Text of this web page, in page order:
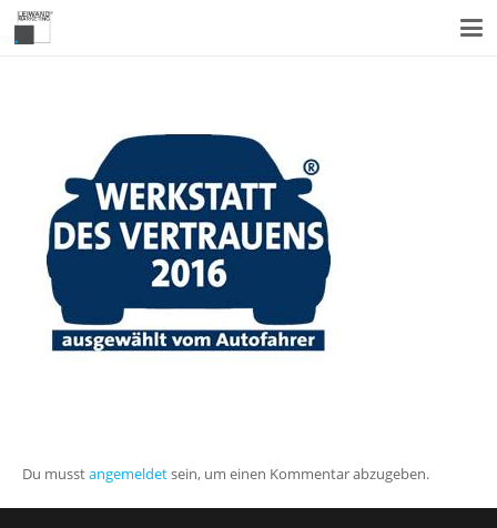
Du musstangemeldetsein, um einen Kommentar abzugeben.